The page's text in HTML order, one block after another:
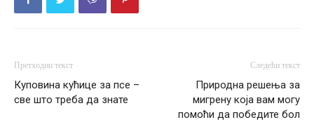
Претходни текст
Куповина кућице за псе –
све што треба да знате
Следећи текст
Природна решења за
мигрену која вам могу
помоћи да победите бол